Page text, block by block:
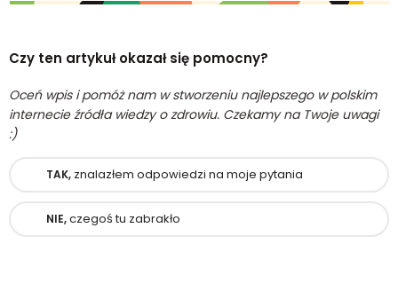
Czy ten artykuł okazał się pomocny?
Oceń wpis i pomóż nam w stworzeniu najlepszego w polskim
internecie źródła wiedzy o zdrowiu. Czekamy na Twoje uwagi
:)
TAK, znalazłem odpowiedzi na moje pytania
NIE,czegoś tu zabrakło